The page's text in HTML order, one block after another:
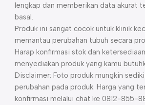
lengkap dan memberikan data akurat
basal.
Produk ini sangat cocok untuk klinik
memantau perubahan tubuh secara
Harap konfirmasi stok dan
menyediakan produk yang kamu
Disclaimer: Foto produk mungkin
perubahan pada produk. Harga yang
konfirmasi melalui chat ke 0812-855-